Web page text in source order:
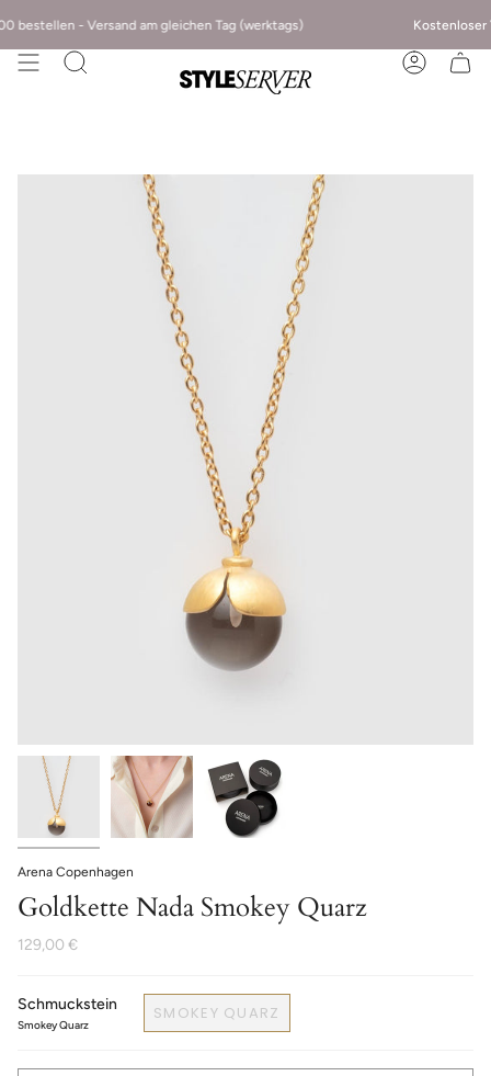
- Versand am gleichen Tag (werktags) Kostenloser
Arena Copenhagen
Goldkette Nada Smokey Quarz
129,00 €
Schmuckstein
Smokey Quarz
SMOKEY QUARZ